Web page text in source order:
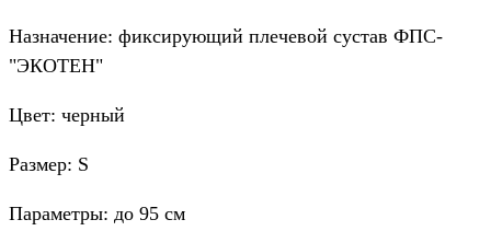
Назначение: фиксирующий плечевой сустав ФПС-
"ЭКОТЕН"
Цвет: черный
Размер: S
Параметры: до 95 см